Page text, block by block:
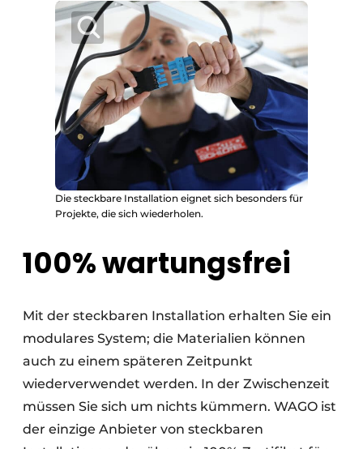
Die steckbare Installation eignet sich besonders für
Projekte, die sich wiederholen.
100% wartungsfrei
Mit der steckbaren Installation erhalten Sie ein
modulares System; die Materialien können
auch zu einem späteren Zeitpunkt
wiederverwendet werden. In der Zwischenzeit
müssen Sie sich um nichts kümmern. WAGO ist
der einzige Anbieter von steckbaren